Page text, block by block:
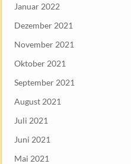
Januar 2022
Dezember 2021
November 2021
Oktober 2021
September 2021
August 2021
Juli 2021
Juni 2021
Mai 2021